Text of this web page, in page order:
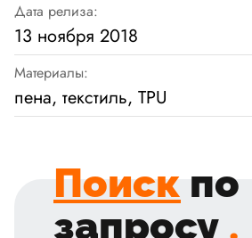
Дата релиза:
13 ноября 2018
Материалы:
пена, текстиль, TPU
Поиск по
запросу .